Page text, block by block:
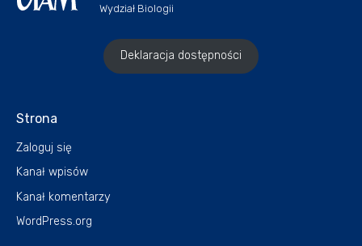
Wydział Biologii
Deklaracja dostępności
Strona
Zaloguj się
Kanał wpisów
Kanał komentarzy
WordPress.org